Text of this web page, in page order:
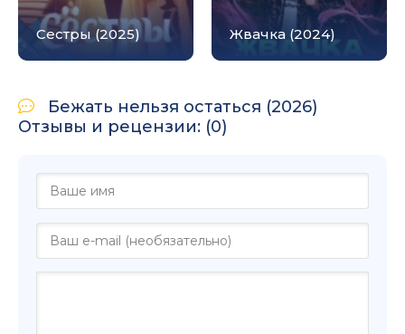
Сестры (2025) Жвачка (2024)
Бежать нельзя остаться (2026)
Отзывы и рецензии: (0)